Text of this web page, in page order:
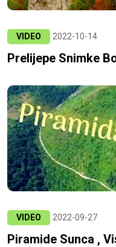
VIDEO 2022-10-14
Prelijepe Snimke
VIDEO 2022-09-27
Piramide Sunca ,